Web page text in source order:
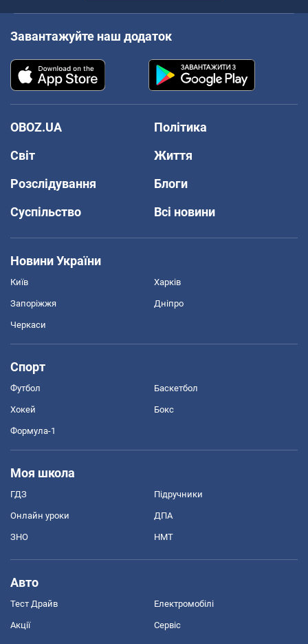
Завантажуйте наш додаток
OBOZ.UA
Політика
Світ
Життя
Розслідування
Блоги
Суспільство
Всі новини
Новини України
Київ Харків
Запоріжжя Дніпро
Черкаси
Спорт
Футбол Баскетбол
Хокей Бокс
Формула-1
Моя школа
ГДЗ Підручники
Онлайн уроки ДПА
ЗНО НМТ
Авто
Тест Драйв Електромобілі
Акції Сервіс